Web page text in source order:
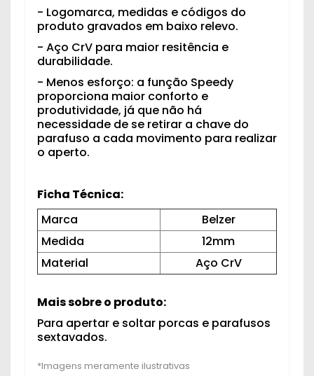
- Logomarca, medidas e códigos do
produto gravados em baixo relevo.
- Aço CrV para maior resitência e
durabilidade.
- Menos esforço: a função Speedy
proporciona maior conforto e
produtividade, já que não há
necessidade de se retirar a chave do
parafuso a cada movimento para realizar
o aperto.
Ficha Técnica:
Marca
Belzer
Medida
12mm
Material
Aço CrV
Mais sobre o produto:
Para apertar e soltar porcas e parafusos
sextavados.